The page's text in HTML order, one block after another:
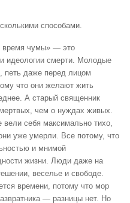
способами.
время чумы» — это
идеологии смерти. Молодые
петь даже перед лицом
что они желают жить
А старый священник
чем о нуждах живых.
себя максимально тихо,
уже умерли. Все потому, что
и мнимой
жизни. Люди даже на
веселье и свободе.
времени, потому что мор
— разницы нет. Но